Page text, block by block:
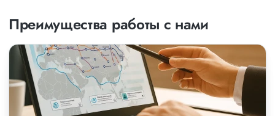
Преимущества работы с нами